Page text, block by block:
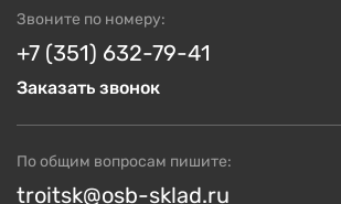
Звоните по номеру:
+7 (351) 632-79-41
Заказать звонок
По общим вопросам пишите:
troitsk@osb-sklad.ru